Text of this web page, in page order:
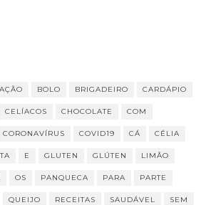
BOLO BRIGADEIRO CARDÁPIO
CELÍACOS CHOCOLATE COM
CORONAVÍRUS COVID19 CÁ CÉLIA
E GLUTEN GLÚTEN LIMÃO
OS PANQUECA PARA PARTE
QUEIJO RECEITAS SAUDÁVEL SEM